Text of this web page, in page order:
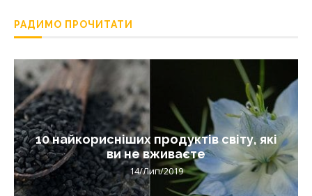
РАДИМО ПРОЧИТАТИ
10 найкорисніших продуктів світу, які
ви не вживаєте
14/Лип/2019